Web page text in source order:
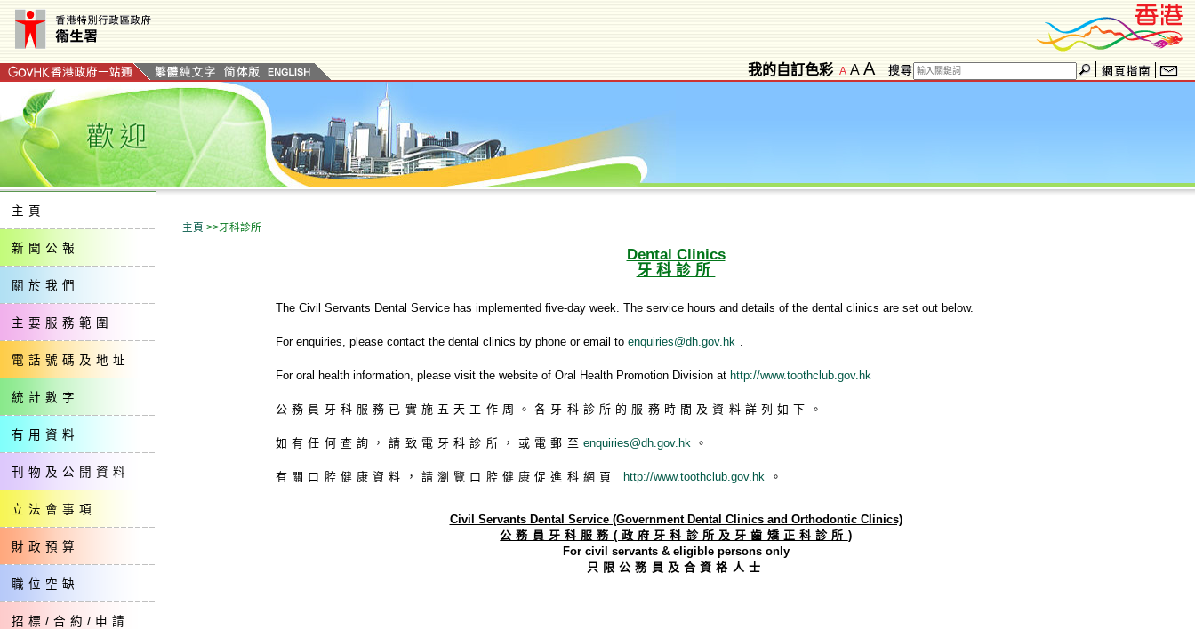
我的自訂色彩 A A A
主頁
新聞公報
關於我們
主要服務範圍
電話號碼及地址
統計數字
有用資料
刊物及公開資料
立法會事項
財政預算
職位空缺
招標/合約/申請
主頁 >>牙科診所
Dental Clinics
牙科診所
The Civil Servants Dental Service has implemented five-day week. The service hours and details of the dental clinics are set out below.
For enquiries, please contact the dental clinics by phone or email to enquiries@dh.gov.hk .
For oral health information, please visit the website of Oral Health Promotion Division at http://www.toothclub.gov.hk
公務員牙科服務已實施五天工作周。各牙科診所的服務時間及資料詳列如下。
如有任何查詢，請致電牙科診所，或電郵至 enquiries@dh.gov.hk 。
有關口腔健康資料，請瀏覽口腔健康促進科網頁 http://www.toothclub.gov.hk 。
Civil Servants Dental Service (Government Dental Clinics and Orthodontic Clinics)
公務員牙科服務(政府牙科診所及牙齒矯正科診所 )
For civil servants & eligible persons only
只限公務員及合資格人士